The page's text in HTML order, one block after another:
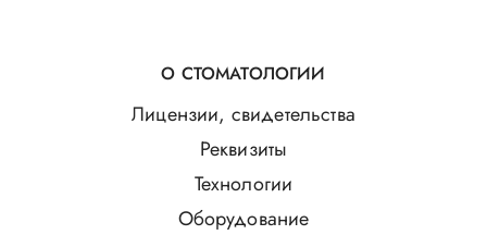
О СТОМАТОЛОГИИ
Лицензии, свидетельства
Реквизиты
Технологии
Оборудование